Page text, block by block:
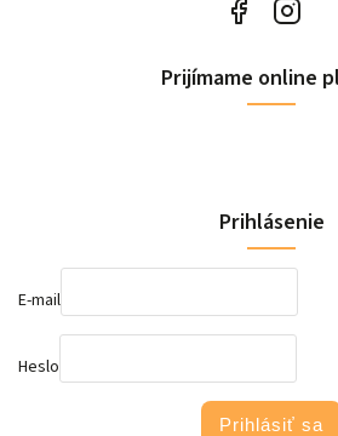
Prijímame online
Prihlásenie
E-mail
Heslo
Prihlásiť sa